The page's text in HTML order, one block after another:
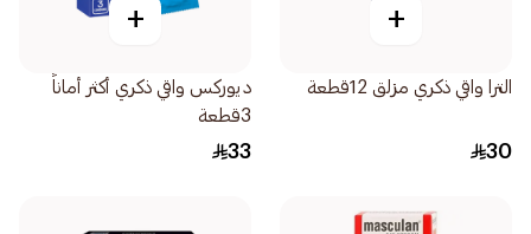
+
الترا واقي ذكري مزلق 12قطعة
30
+
ديوركس واقي ذكري أكثر أماناً
3قطعة
33